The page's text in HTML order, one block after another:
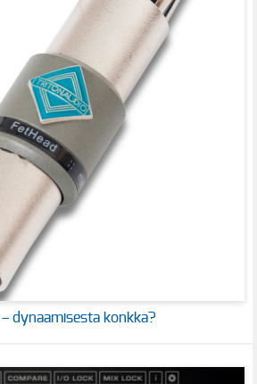
– dynaamisesta konkka?